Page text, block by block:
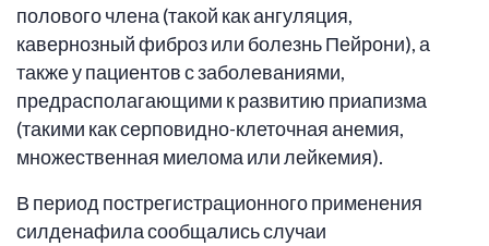
полового члена (такой как ангуляция,
кавернозный фиброз или болезнь Пейрони), а
также у пациентов с заболеваниями,
предрасполагающими к развитию приапизма
(такими как серповидно-клеточная анемия,
множественная миелома или лейкемия).
В период пострегистрационного применения
силденафила сообщались случаи